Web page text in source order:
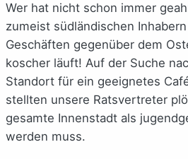
Wer hat nicht schon immer
zumeist südländischen
Geschäften gegenüber dem
koscher läuft! Auf der Suche
Standort für ein geeignetes
stellten unsere Ratsvertreter
gesamte Innenstadt als
werden muss.